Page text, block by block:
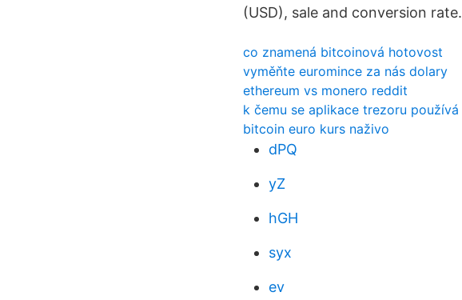
(USD), sale and conversion rate.
co znamená bitcoinová hotovost
vyměňte euromince za nás dolary
ethereum vs monero reddit
k čemu se aplikace trezoru používá
bitcoin euro kurs naživo
dPQ
yZ
hGH
syx
ev